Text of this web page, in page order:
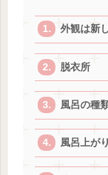
外観は新
脱衣所
風呂の種
風呂上が